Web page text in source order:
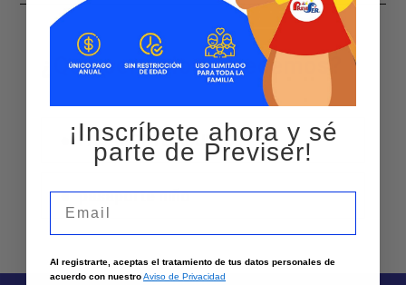
¿Qué servicios ofrecemos?
PASAPORTE ADULTO
pasaporte niño
¡Inscríbete ahora y sé
parte de Previser!
Al registrarte, aceptas el tratamiento de tus datos personales de
acuerdo con nuestroAviso de Privacidad